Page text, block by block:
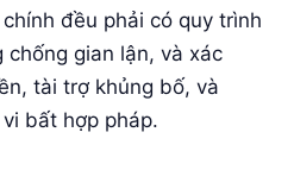
đều phải có quy trình
chống gian lận, và xác
tài trợ khủng bố, và
bất hợp pháp.